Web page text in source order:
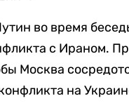
во время
с Ираном.
Москва
на